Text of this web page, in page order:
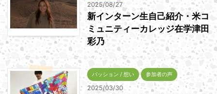
2025/08/27
新インターン生自己紹介・米コ
ミュニティーカレッジ在学津田
彩乃
パッション / 想い 参加者の声
2025/03/30